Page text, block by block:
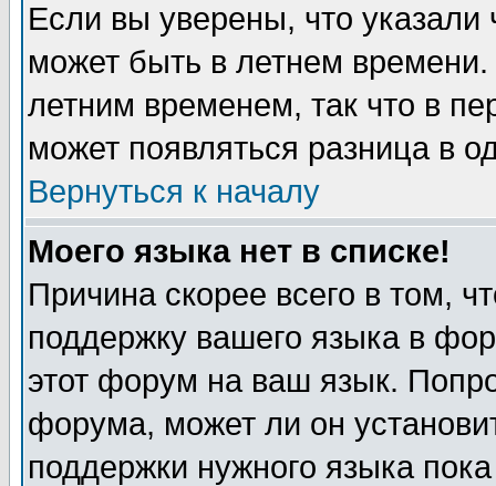
Если вы уверены, что указали
может быть в летнем
летним временем, так что в
может появляться разница в
Вернуться к началу
Моего языка нет в списке!
Причина скорее всего в том,
поддержку вашего языка в
этот форум на ваш язык.
форума, может ли он
поддержки нужного языка